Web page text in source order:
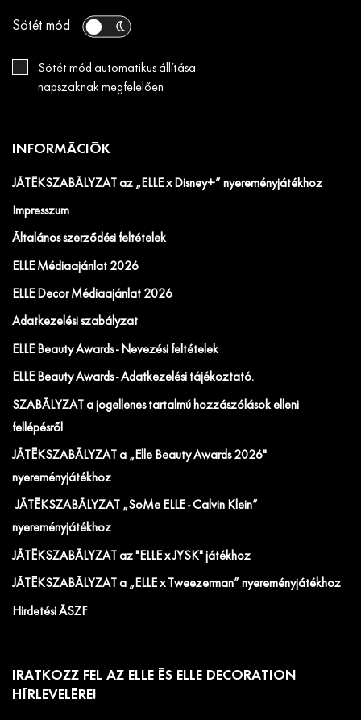
Sötét mód
Sötét mód automatikus állítása
napszaknak megfelelően
INFORMÁCIÓK
JÁTÉKSZABÁLYZAT az „ELLE x Disney+” nyereményjátékhoz
Impresszum
Általános szerződési feltételek
ELLE Médiaajánlat 2026
ELLE Decor Médiaajánlat 2026
Adatkezelési szabályzat
ELLE Beauty Awards - Nevezési feltételek
ELLE Beauty Awards - Adatkezelési tájékoztató.
SZABÁLYZAT a jogellenes tartalmú hozzászólások elleni
fellépésről
JÁTÉKSZABÁLYZAT a „Elle Beauty Awards 2026"
nyereményjátékhoz
JÁTÉKSZABÁLYZAT „SoMe ELLE - Calvin Klein”
nyereményjátékhoz
JÁTÉKSZABÁLYZAT az "ELLE x JYSK" játékhoz
JÁTÉKSZABÁLYZAT a „ELLE x Tweezerman” nyereményjátékhoz
Hirdetési ÁSZF
IRATKOZZ FEL AZ ELLE ÉS ELLE DECORATION
HÍRLEVELÉRE!